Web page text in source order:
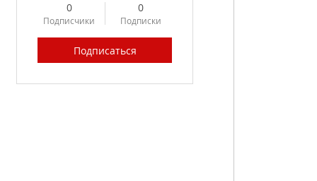
0
Подписчики
0
Подписки
Подписаться